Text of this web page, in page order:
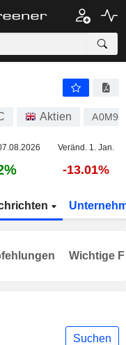
Aktien
Veränd. 1. Jan.
-13.01%
Suchen
Wichtige